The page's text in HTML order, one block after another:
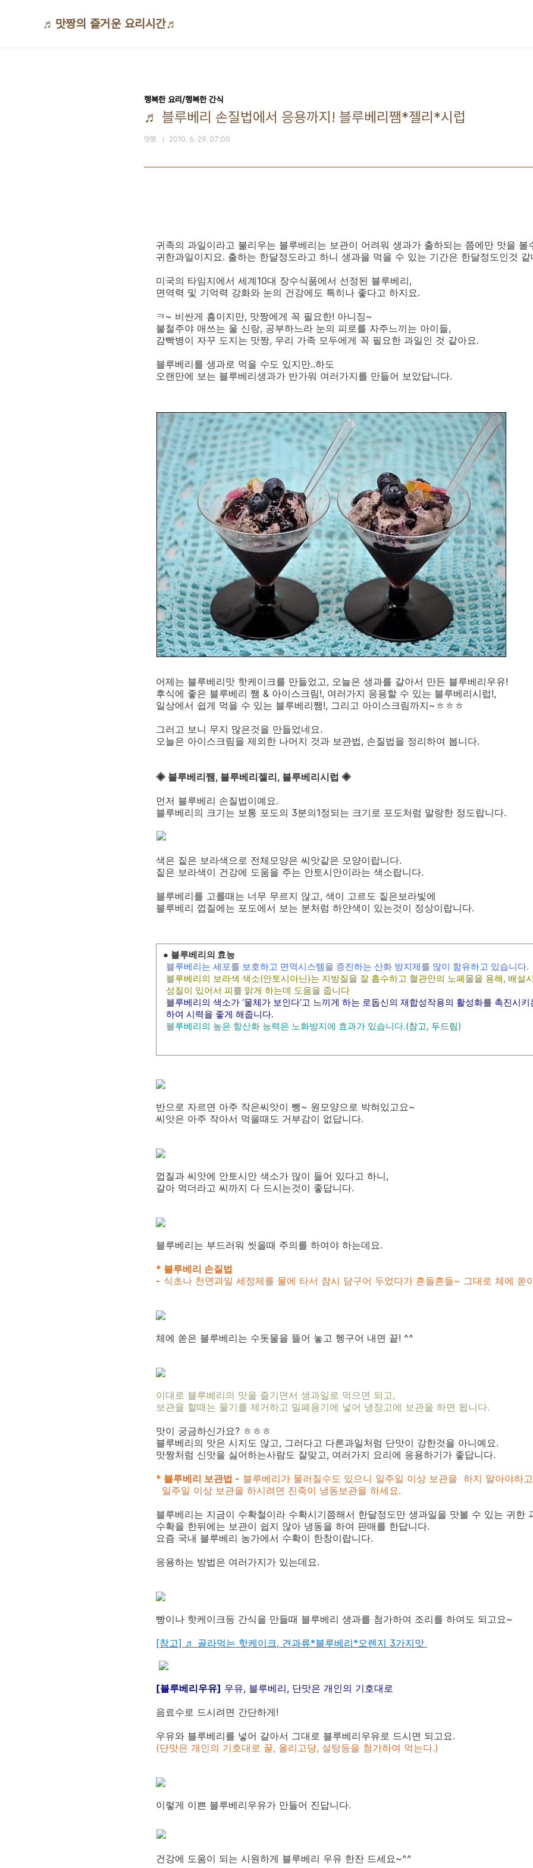
♬맛짱의 즐거운 요리시간♬
행복한 요리/행복한 간식
♬ 블루베리 손질법에서 응용까지! 블루베리쨈*젤리*시럽
맛짱 2010. 6. 29. 07:00
귀족의 과일이라고 불리우는 블루베리는 보관이 어려워 생과가 출하되는 쯤에만 맛을 볼
귀한과일이지요. 출하는 한달정도라고 하니 생과을 먹을 수 있는 기간은 한달정도인것 같
미국의 타임지에서 세계10대 장수식품에서 선정된 블루베리,
면역력 및 기억력 강화와 눈의 건강에도 특히나 좋다고 하지요.
ㅋ~ 비싼게 흠이지만, 맛짱에게 꼭 필요한! 아니징~
불철주야 애쓰는 울 신랑, 공부하느라 눈의 피로를 자주느끼는 아이들,
감빡병이 자꾸 도지는 맛짱, 우리 가족 모두에게 꼭 필요한 과일인 것 같아요.
블루베리를 생과로 먹을 수도 있지만..하도
오랜만에 보는 블루베리생과가 반가워 여러가지를 만들어 보았답니다.
어제는 블루베리맛 핫케이크를 만들었고, 오늘은 생과를 갈아서 만든 블루베리우유!
후식에 좋은 블루베리 쨈 & 아이스크림!, 여러가지 응용할 수 있는 블루베리시럽!,
일상에서 쉽게 먹을 수 있는 블루베리쨈!, 그리고 아이스크림까지~ㅎㅎㅎ
그러고 보니 무지 많은것을 만들었네요.
오늘은 아이스크림을 제외한 나머지 것과 보관법, 손질법을 정리하여 봅니다.
◈ 블루베리쨈, 블루베리젤리, 블루베리시럽 ◈
먼저 블루베리 손질법이예요.
블루베리의 크기는 보통 포도의 3분의1정되는 크기로 포도처럼 말랑한 정도랍니다.
색은 짙은 보라색으로 전체모양은 씨앗같은 모양이랍니다.
짙은 보라색이 건강에 도움을 주는 안토시안이라는 색소랍니다.
블루베리를 고를때는 너무 무르지 않고, 색이 고르도 짙은보라빛에
블루베리 껍질에는 포도에서 보는 분처럼 하얀색이 있는것이 정상이랍니다.
● 블루베리의 효능
블루베리는 세포를 보호하고 면역시스템을 증진하는 산화 방지제를 많이 함유하고 있습니다.
블루베리의 보라색 색소(안토시아닌)는 지방질을 잘 흡수하고 혈관안의 노폐물을 용해, 배설
성질이 있어서 피를 맑게 하는데 도움을 줍니다
블루베리의 색소가 ‘물체가 보인다’고 느끼게 하는 로돕신의 재합성작용의 활성화를 촉진시키
하여 시력을 좋게 해줍니다.
블루베리의 높은 항산화 능력은 노화방지에 효과가 있습니다.(참고, 두드림)
반으로 자르면 아주 작은씨앗이 뺑~ 원모양으로 박혀있고요~
씨앗은 아주 작아서 먹을때도 거부감이 없답니다.
껍질과 씨앗에 안토시안 색소가 많이 들어 있다고 하니,
갈아 먹더라고 씨까지 다 드시는것이 좋답니다.
블루베리는 부드러워 씻을때 주의를 하여야 하는데요.
* 블루베리 손질법
- 식초나 천연과일 세정제를 물에 타서 잠시 담구어 두었다가 흔들흔들~ 그대로 체에 쏟
체에 쏟은 블루베리는 수돗물을 뜰어 놓고 헹구어 내면 끝! ^^
이대로 블루베리의 맛을 즐기면서 생과일로 먹으면 되고,
보관을 할때는 물기를 제거하고 밀폐용기에 넣어 냉장고에 보관을 하면 됩니다.
맛이 궁금하신가요? ㅎㅎㅎ
블루베리의 맛은 시지도 않고, 그러다고 다른과일처럼 단맛이 강한것을 아니예요.
맛짱처럼 신맛을 싫어하는사람도 잘맞고, 여러가지 요리에 응용하기가 좋답니다.
* 블루베리 보관법 - 블루베리가 물러질수도 있으니 일주일 이상 보관을 하지 말아야하
일주일 이상 보관을 하시려면 진죽이 냉동보관을 하세요.
블루베리는 지금이 수확철이라 수확시기쯤해서 한달정도만 생과일을 맛볼 수 있는 귀한
수확을 한뒤에는 보관이 쉽지 않아 냉동을 하여 판매를 한답니다.
요즘 국내 블루베리 농가에서 수확이 한창이랍니다.
응용하는 방법은 여러가지가 있는데요.
빵이나 핫케이크등 간식을 만들때 블루베리 생과를 첨가하여 조리를 하여도 되고요~
[참고] ♬ 골라먹는 핫케이크, 견과류*블루베리*오렌지 3가지맛
[블루베리우유] 우유, 블루베리, 단맛은 개인의 기호대로
음료수로 드시려면 간단하게!
우유와 블루베리를 넣어 갈아서 그대로 블루베리우유로 드시면 되고요.
(단맛은 개인의 기호대로 꿀, 올리고당, 설탕등을 첨가하여 먹는다.)
이렇게 이쁜 블루베리우유가 만들어 진답니다.
건강에 도움이 되는 시원하게 블루베리 우유 한잔 드세요~^^